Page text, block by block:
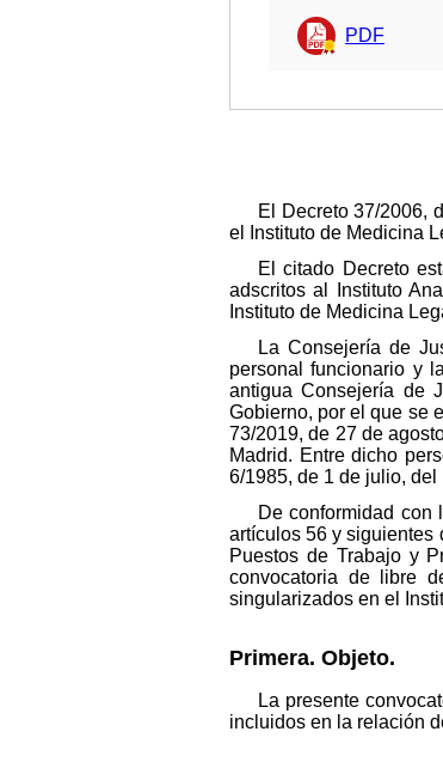
PDF
El Decreto 37/2006,
el Instituto de Medicina
El citado Decreto
adscritos al Instituto
Instituto de Medicina
La Consejería de
personal funcionario y
antigua Consejería de
Gobierno, por el que se
73/2019, de 27 de
Madrid. Entre dicho
6/1985, de 1 de julio,
De conformidad
artículos 56 y siguientes
Puestos de Trabajo y
convocatoria de libre
singularizados en el
Primera. Objeto.
La presente
incluidos en la relación